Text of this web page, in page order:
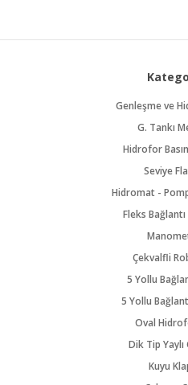
Genleşme ve
G. Tankı
Hidrofor
Seviye
Hidromat -
Fleks
Çekvalfli
5 Yollu
5 Yollu
Oval
Dik Tip
Kuyu